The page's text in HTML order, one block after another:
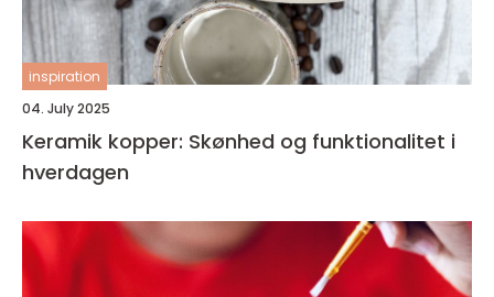
inspiration
04. July 2025
Keramik kopper: Skønhed og funktionalitet i
hverdagen